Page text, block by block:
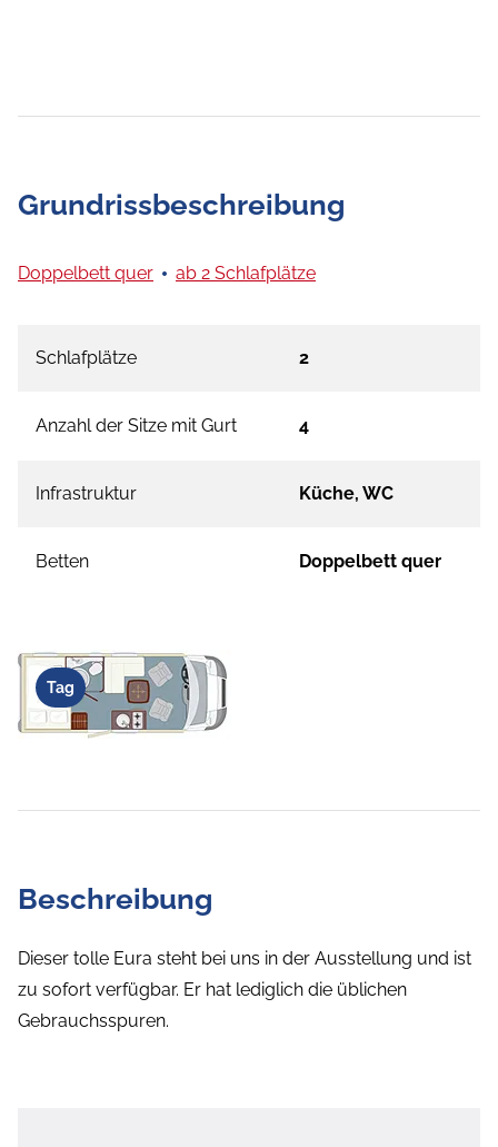
Grundrissbeschreibung
Doppelbett quer ab 2 Schlafplätze
Schlafplätze 2
Anzahl der Sitze mit Gurt 4
Infrastruktur Küche, WC
Betten Doppelbett quer
Tag
Beschreibung
Dieser tolle Eura steht bei uns in der Ausstellung und ist
zu sofort verfügbar. Er hat lediglich die üblichen
Gebrauchsspuren.